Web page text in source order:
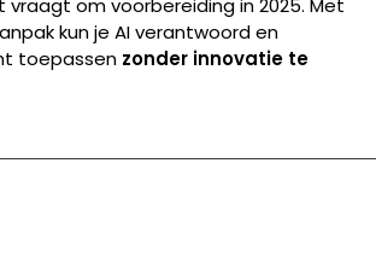
kun je AI verantwoord en
toepassen zonder innovatie te